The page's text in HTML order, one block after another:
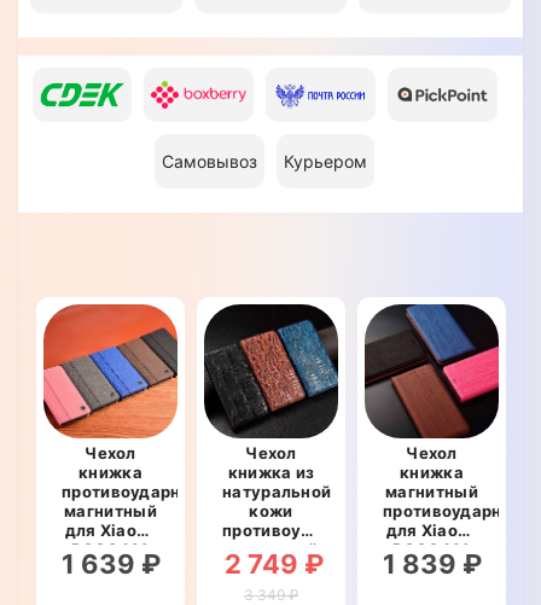
Самовывоз Курьером
Чехол
книжка
противоударный
магнитный
для Xiaomi
POCO M4
Pro 5G
1 639 ₽
Чехол
книжка из
натуральной
кожи
противоударный
магнитный
для Xiaomi
POCO M4
2 749 ₽
3 349 ₽
Чехол
книжка
магнитный
противоударный
для Xiaomi
POCO M4
Pro 5G
1 839 ₽